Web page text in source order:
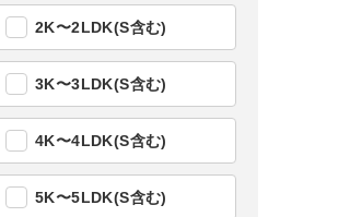
2K〜2LDK(S含む)
3K〜3LDK(S含む)
4K〜4LDK(S含む)
5K〜5LDK(S含む)